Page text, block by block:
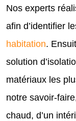
Nos experts
afin d’identifier
habitation.
solution
matériaux les
notre savoir-
chaud, d’un